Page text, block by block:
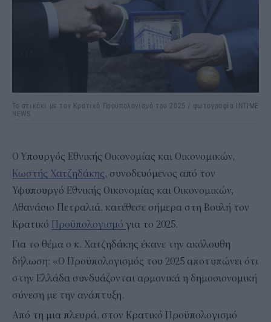
Το στικάκι με τον Κρατικό Προϋπολογισμό του 2025 / φωτογραφία INTIME
NEWS
Ο Υπουργός Εθνικής Οικονομίας και Οικονομικών,
Κωστής Χατζηδάκης, συνοδευόμενος από τον
Υφυπουργό Εθνικής Οικονομίας και Οικονομικών,
Αθανάσιο Πετραλιά, κατέθεσε σήμερα στη Βουλή τον
Κρατικό Προϋπολογισμό για το 2025.
Για το θέμα ο κ. Χατζηδάκης έκανε την ακόλουθη
δήλωση: «Ο Προϋπολογισμός του 2025 αποτυπώνει ότι
στην Ελλάδα συνδυάζονται αρμονικά η δημοσιονομική
σύνεση με την ανάπτυξη.
Από τη μια πλευρά, στον Κρατικό Προϋπολογισμό